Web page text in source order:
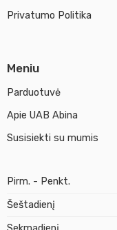
Privatumo Politika
Meniu
Parduotuvė
Apie UAB Abina
Susisiekti su mumis
Pirm. - Penkt.
Šeštadienį